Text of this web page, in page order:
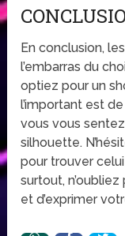
En conclusion,
l’embarras du
optiez pour un
l’important est
vous vous
silhouette.
pour trouver
surtout,
et d’exprimer